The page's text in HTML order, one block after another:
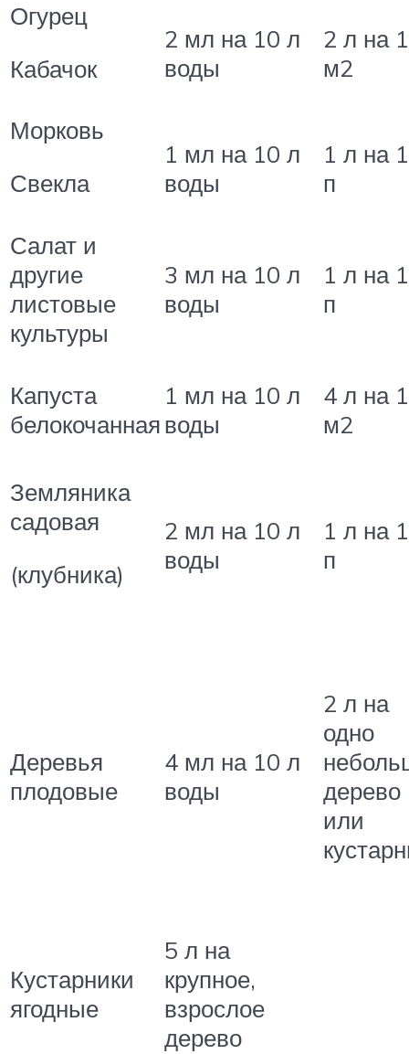
Огурец
Кабачок
2 мл на 10 л
воды
2 л на
м2
Морковь
Свекла
1 мл на 10 л
воды
1 л на
п
Салат и
другие
листовые
культуры
3 мл на 10 л
воды
1 л на
п
Капуста
белокочанная
1 мл на 10 л
воды
4 л на
м2
Земляника
садовая
(клубника)
2 мл на 10 л
воды
1 л на
п
Деревья
плодовые
4 мл на 10 л
воды
2 л на
одно
дерево
или
Кустарники
ягодные
5 л на
крупное,
взрослое
дерево